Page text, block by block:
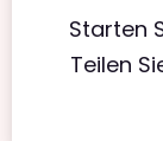
Starten
Teilen